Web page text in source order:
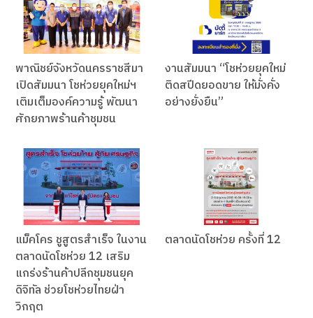
พาณิชย์จังหวัดนครราชสีมา
เปิดสัมมนา โชห่วยยุคใหม่ฯ
เติมเต็มองค์ความรู้ พัฒนา
ศักยภาพร้านค้าชุมชน
งานสัมมนา “โชห่วยยุคใหม่
ติดสปีดยอดขาย ให้มั่งคั่ง
อย่างยั่งยืน”
แม็คโคร ชูสูตรสำเร็จ ในงาน
ตลาดนัดโชห่วย 12 เสริม
แกร่งร้านค้าปลีกชุมชนยุค
ดิจิทัล ช่วยโชห่วยไทยฝ่า
วิกฤต
ตลาดนัดโชห่วย ครั้งที่ 12